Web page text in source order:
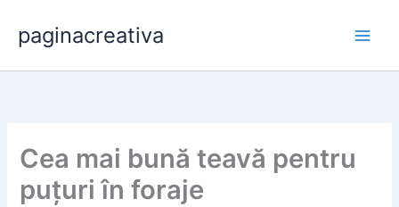
content
paginacreativa
Cea mai bună teavă pentru
puțuri în foraje